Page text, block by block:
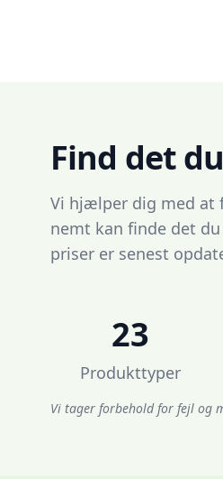
Find det
Vi hjælper dig med at
nemt kan finde det
priser er senest
23
Produkttyper
Vi tager forbehold for fejl og